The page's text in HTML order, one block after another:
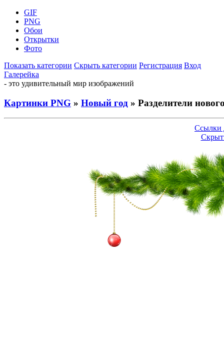
GIF
PNG
Обои
Открытки
Фото
Показать категории Скрыть категории Регистрация Вход
Галерейка
- это удивительный мир изображений
Картинки PNG » Новый год » Разделители
Ссылки